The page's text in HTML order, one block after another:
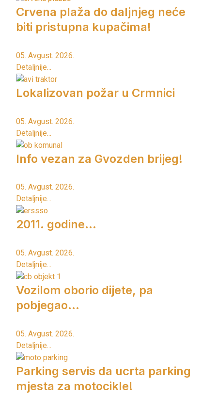
Crvena plaža do daljnjeg neće
biti pristupna kupačima!
05. Avgust. 2026.
Detaljnije...
Lokalizovan požar u Crmnici
05. Avgust. 2026.
Detaljnije...
Info vezan za Gvozden brijeg!
05. Avgust. 2026.
Detaljnije...
2011. godine...
05. Avgust. 2026.
Detaljnije...
Vozilom oborio dijete, pa
pobjegao...
05. Avgust. 2026.
Detaljnije...
Parking servis da ucrta parking
mjesta za motocikle!